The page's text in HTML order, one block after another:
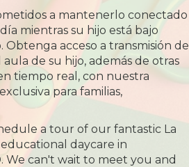
a mantenerlo conectado
mientras su hijo está bajo
Obtenga acceso a transmisión de
de su hijo, además de otras
tiempo real, con nuestra
para familias,
a tour of our fantastic La
daycare in
We can't wait to meet you and